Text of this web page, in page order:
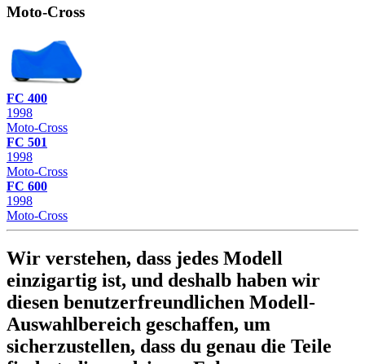
Moto-Cross
FC 400
1998
Moto-Cross
FC 501
1998
Moto-Cross
FC 600
1998
Moto-Cross
Wir verstehen, dass jedes Modell
einzigartig ist, und deshalb haben wir
diesen benutzerfreundlichen Modell-
Auswahlbereich geschaffen, um
sicherzustellen, dass du genau die Teile